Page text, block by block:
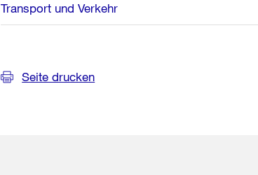
Transport und Verkehr
Seite drucken